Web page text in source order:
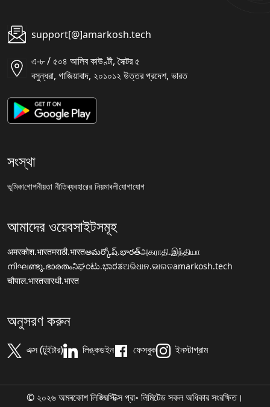
support[@]amarkosh.tech
এ-৮ / ৫০৪ আলিব কাউণ্টী, সৈক্টর ৫
বসুন্ধরা, গাজিয়াবাদ, ২০১০১২ উত্তর প্রদেশ, ভারত
সংস্থা
ভূমিকাগোপনীয়তা নীতিব্যবহারের নিয়মাবলীযোগাযোগ
আমাদের ওয়েবসাইটসমূহ
अमरकोश.भारतमराठी.भारतఅమర్కోష్.భారత్அகராதி.இந்தியா
നിഘണ്ടു.ഭാരതംನಿಘಂಟು.ಭಾರತଅଭିଧାନ.ଭାରତamarkosh.tech
चौपाल.भारतसारथी.भारत
অনুসরণ করুন
এক্স (টুইটার) লিঙ্কডইন ফেসবুক ইনস্টাগ্রাম
© ২০২৬ অমৰকোশ লিঙ্গ্ৱিস্টিক্স প্রা॰ লিমিটেড সকল অধিকার সংরক্ষিত।